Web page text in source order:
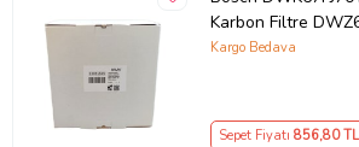
Karbon Filtre
1Takım Bacasız
Kargo Bedava
Sepet Fiyatı 856,80 TL